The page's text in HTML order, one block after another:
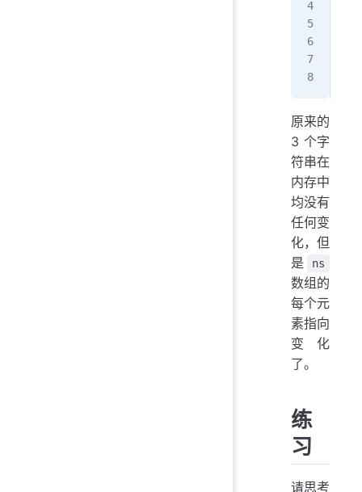
原来的
3 个字
符串在
内存中
均没有
任何变
化，但
是
ns
数组的
每个元
素指向
变化
了。
练
习
请思考